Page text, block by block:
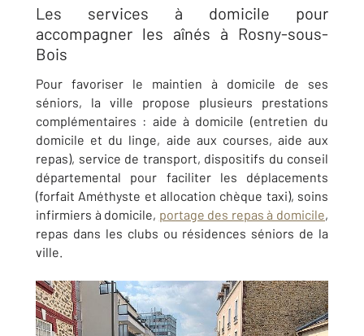
Les services à domicile pour
accompagner les aînés à Rosny-sous-
Bois
Pour favoriser le maintien à domicile de ses
séniors, la ville propose plusieurs prestations
complémentaires : aide à domicile (entretien du
domicile et du linge, aide aux courses, aide aux
repas), service de transport, dispositifs du conseil
départemental pour faciliter les déplacements
(forfait Améthyste et allocation chèque taxi), soins
infirmiers à domicile, portage des repas à domicile,
repas dans les clubs ou résidences séniors de la
ville.